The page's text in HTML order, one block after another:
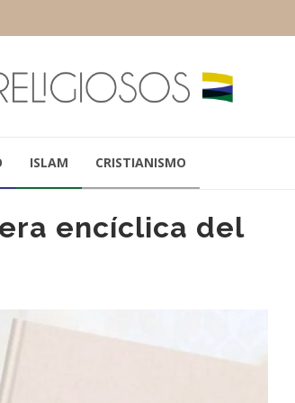
ISLAM CRISTIANISMO
encíclica del